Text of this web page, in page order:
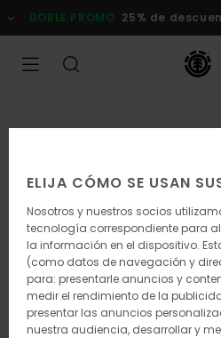
la
DOBLE PROMO 25% de
ELIJA CÓMO SE USAN
Nosotros y nuestros socios
tecnología correspondiente para
la información en el dispositivo.
(como datos de navegación y
para: presentarle anuncios y
medir el rendimiento de la
presentar las anuncios
nuestra audiencia, desarrollar y